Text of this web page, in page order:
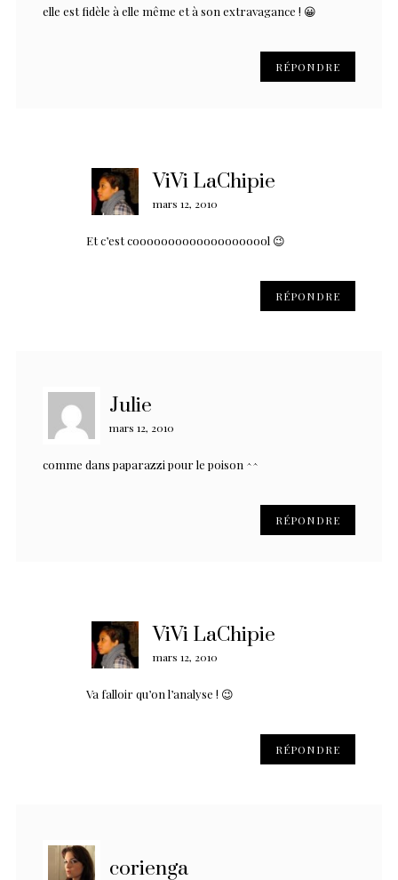
elle est fidèle à elle même et à son extravagance ! 😀
RÉPONDRE
ViVi LaChipie
mars 12, 2010
Et c’est coooooooooooooooooool 😉
RÉPONDRE
Julie
mars 12, 2010
comme dans paparazzi pour le poison ^^
RÉPONDRE
ViVi LaChipie
mars 12, 2010
Va falloir qu’on l’analyse ! 😉
RÉPONDRE
corienga